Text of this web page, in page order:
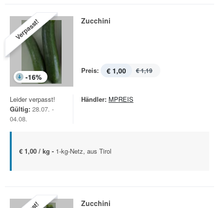
Verpasst!
-16%
Zucchini
Preis: € 1,00 € 1,19
Leider verpasst!
Gültig: 28.07. -
04.08.
Händler: MPREIS
€ 1,00 / kg - 1-kg-Netz, aus Tirol
Zucchini